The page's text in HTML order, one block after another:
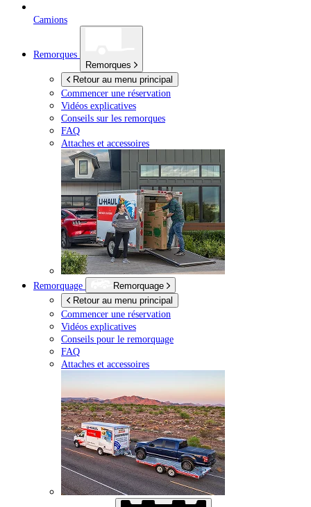
Camions
Remorques
Remorques
Retour au menu principal
Commencer une réservation
Vidéos explicatives
Conseils sur les remorques
FAQ
Attaches et accessoires
Remorquage
Remorquage
Retour au menu principal
Commencer une réservation
Vidéos explicatives
Conseils pour le remorquage
FAQ
Attaches et accessoires